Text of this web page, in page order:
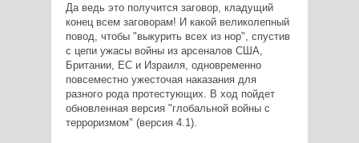
Да ведь это получится заговор, кладущий
конец всем заговорам! И какой великолепный
повод, чтобы "выкурить всех из нор", спустив
с цепи ужасы войны из арсеналов США,
Британии, ЕС и Израиля, одновременно
повсеместно ужесточая наказания для
разного рода протестующих. В ход пойдет
обновленная версия "глобальной войны с
терроризмом" (версия 4.1).